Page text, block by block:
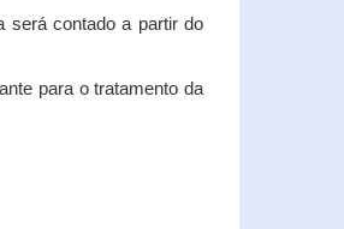
será contado a partir do
para o tratamento da